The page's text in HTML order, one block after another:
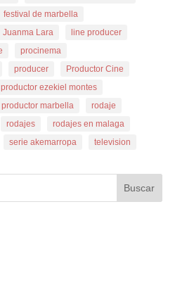
festival de marbella
Juanma Lara
line producer
procinema
producer
Productor Cine
productor ezekiel montes
productor marbella
rodaje
rodajes
rodajes en malaga
serie akemarropa television
Buscar